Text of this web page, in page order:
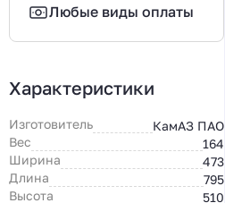
Любые виды оплаты
Характеристики
Изготовитель
КамАЗ ПАО
Вес
164
Ширина
473
Длина
795
Высота
510